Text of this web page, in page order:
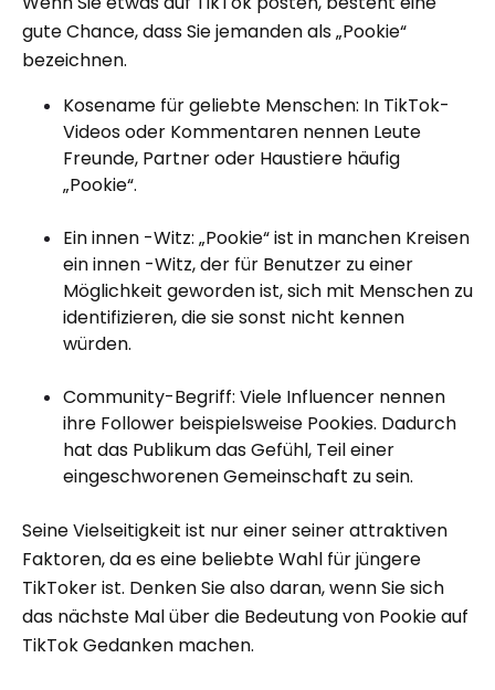
gute Chance, dass Sie jemanden als „Pookie“
bezeichnen.
Kosename für geliebte Menschen: In TikTok-
Videos oder Kommentaren nennen Leute
Freunde, Partner oder Haustiere häufig
„Pookie“.
Ein innen -Witz: „Pookie“ ist in manchen Kreisen
ein innen -Witz, der für Benutzer zu einer
Möglichkeit geworden ist, sich mit Menschen zu
identifizieren, die sie sonst nicht kennen
würden.
Community-Begriff: Viele Influencer nennen
ihre Follower beispielsweise Pookies. Dadurch
hat das Publikum das Gefühl, Teil einer
eingeschworenen Gemeinschaft zu sein.
Seine Vielseitigkeit ist nur einer seiner attraktiven
Faktoren, da es eine beliebte Wahl für jüngere
TikToker ist. Denken Sie also daran, wenn Sie sich
das nächste Mal über die Bedeutung von Pookie auf
TikTok Gedanken machen.